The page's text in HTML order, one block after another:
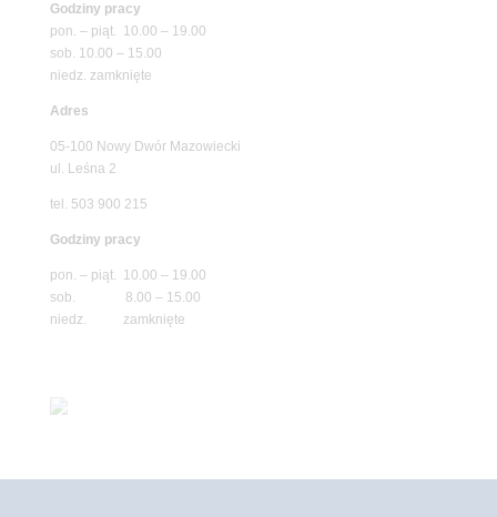
Godziny pracy
pon. – piąt. 10.00 – 19.00
sob. 10.00 – 15.00
niedz. zamknięte
Adres
05-100 Nowy Dwór Mazowiecki
ul. Leśna 2
tel. 503 900 215
Godziny pracy
pon. – piąt. 10.00 – 19.00
sob. 8.00 – 15.00
niedz. zamknięte